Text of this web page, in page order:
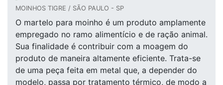
MOINHOS TIGRE / SÃO PAULO - SP
O martelo para moinho é um produto amplamente
empregado no ramo alimentício e de ração animal.
Sua finalidade é contribuir com a moagem do
produto de maneira altamente eficiente. Trata-se
de uma peça feita em metal que, a depender do
modelo, passa por tratamento térmico, de modo a